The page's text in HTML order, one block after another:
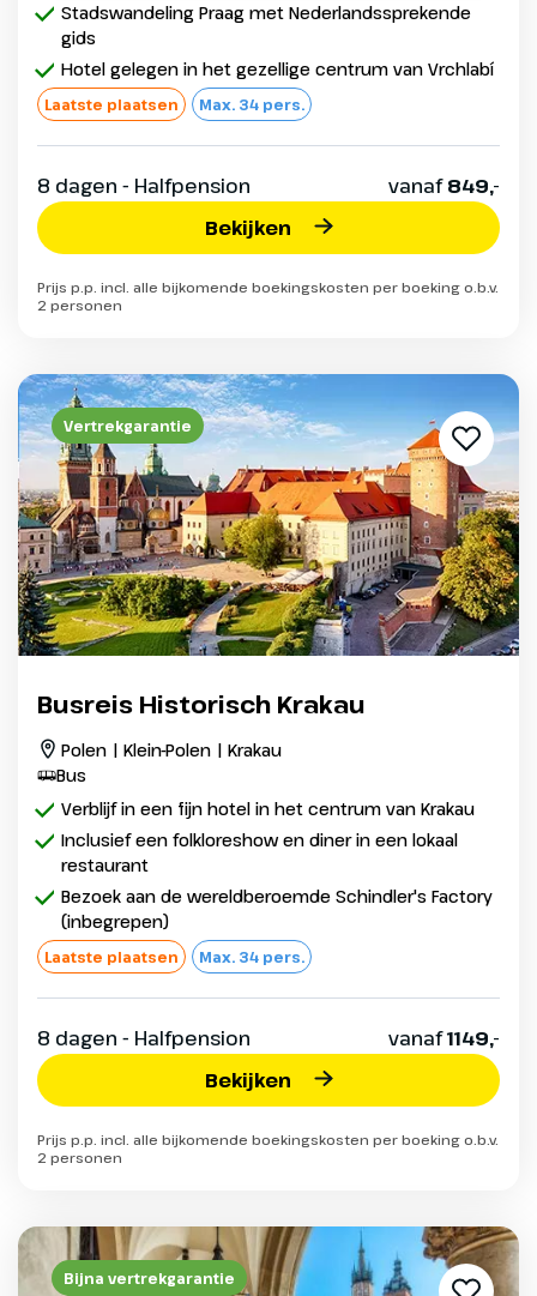
Stadswandeling Praag met Nederlandssprekende
gids
Hotel gelegen in het gezellige centrum van Vrchlabí
Laatste plaatsen Max. 34 pers.
8 dagen - Halfpension vanaf849,-
Bekijken
Prijs p.p. incl. alle bijkomende boekingskosten per boeking o.b.v.
2 personen
Vertrekgarantie
Busreis Historisch Krakau
Polen | Klein-Polen | Krakau
Bus
Verblijf in een fijn hotel in het centrum van Krakau
Inclusief een folkloreshow en diner in een lokaal
restaurant
Bezoek aan de wereldberoemde Schindler's Factory
(inbegrepen)
Laatste plaatsen Max. 34 pers.
8 dagen - Halfpension vanaf1149,-
Bekijken
Prijs p.p. incl. alle bijkomende boekingskosten per boeking o.b.v.
2 personen
Bijna vertrekgarantie